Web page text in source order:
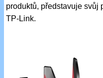
produktů, představuje svůj
TP-Link.